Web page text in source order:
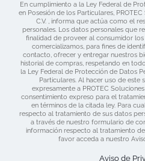
Mercado
Derechos Reservados 2019
En cumplimiento a la Ley Federal de
en Posesión de los Particulares,
C.V. , informa que actúa como el
personales. Los datos personales que
finalidad de proveer al consumidor
comercializamos, para fines de
contacto, ofrecer y entregar nuestros
historial de compras, respetando en
la Ley Federal de Protección de Datos
Particulares. Al hacer uso de
expresamente a PROTEC Soluciones
consentimiento expreso para el
en términos de la citada ley. Para
respecto al tratamiento de sus datos
a través de nuestro formulario de
información respecto al tratamiento
favor acceda a nuestro
Aviso de